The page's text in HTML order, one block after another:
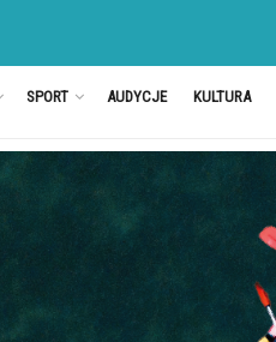
SPORT AUDYCJE KULTURA